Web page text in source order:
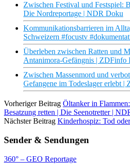
Zwischen Festival und Festspiel:
Die Nordreportage | NDR Doku
Kommunikationsbarrieren im
Schweizern #focustv
Überleben zwischen Ratten und
Antanimora-Gefängnis | ZDFinfo
Zwischen Massenmord und
Gefangene im Todeslager erlebt |
Vorheriger Beitrag Öltanker in
Besatzung retten | Die Seenotretter |
Nächster Beitrag Kinderhospiz: Tod
Sender & Sendungen
360° – GEO Reportage